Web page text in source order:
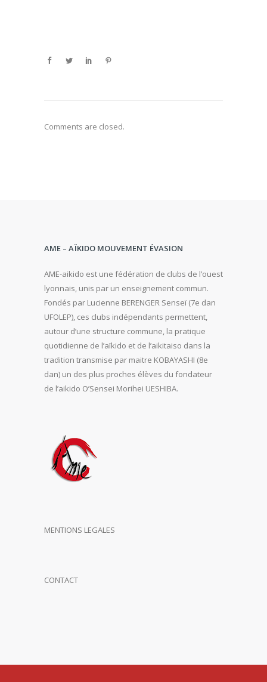
Comments are closed.
AME – AÏKIDO MOUVEMENT ÉVASION
AME-aikido est une fédération de clubs de l’ouest
lyonnais, unis par un enseignement commun.
Fondés par Lucienne BERENGER Senseï (7e dan
UFOLEP), ces clubs indépendants permettent,
autour d’une structure commune, la pratique
quotidienne de l’aïkido et de l’aikitaiso dans la
tradition transmise par maitre KOBAYASHI (8e
dan) un des plus proches élèves du fondateur
de l’aikido O’Sensei Morihei UESHIBA.
MENTIONS LEGALES
CONTACT